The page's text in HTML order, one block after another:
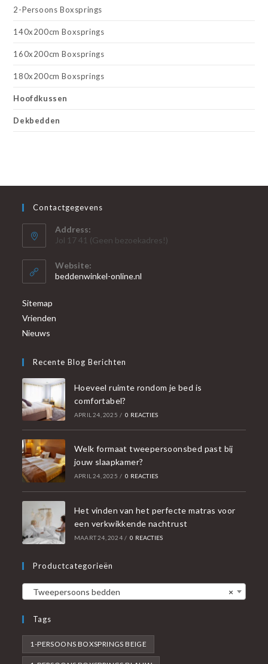
2-Persoons Boxsprings
140x200cm Boxsprings
160x200cm Boxsprings
180x200cm Boxsprings
Hoofdkussen
Dekbedden
Contactgegevens
Address:
Jol 17 41 (Geen bezoekadres!)
Website:
beddenwinkel-online.nl
Sitemap
Vrienden
Nieuws
Recente Blog Berichten
Hoeveel ruimte rondom je bed is
comfortabel?
APRIL 24, 2025 / 0 REACTIES
Welk formaat tweepersoonsbed past bij
jouw slaapkamer?
APRIL 24, 2025 / 0 REACTIES
Het vinden van het perfecte matras voor
een verkwikkende nachtrust
MAART 24, 2024 / 0 REACTIES
Productcategorieën
×
Tweepersoons bedden
Tags
1-PERSOONS BOXSPRINGS BEIGE